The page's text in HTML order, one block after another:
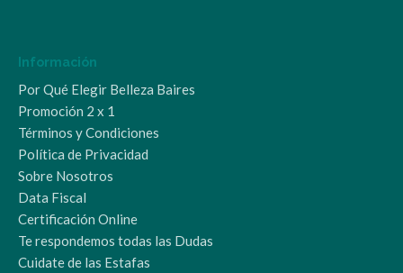
Información
Por Qué Elegir Belleza Baires
Promoción 2 x 1
Términos y Condiciones
Política de Privacidad
Sobre Nosotros
Data Fiscal
Certificación Online
Te respondemos todas las Dudas
Cuidate de las Estafas